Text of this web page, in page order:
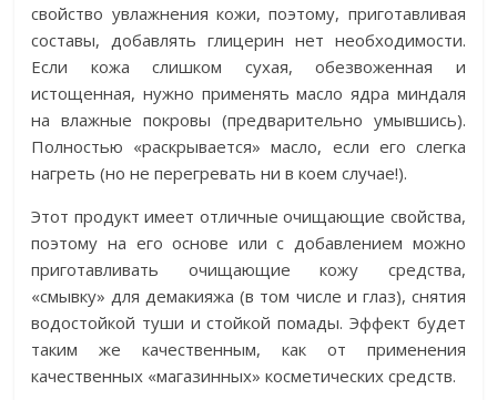
свойство увлажнения кожи, поэтому, приготавливая
составы, добавлять глицерин нет необходимости.
Если кожа слишком сухая, обезвоженная и
истощенная, нужно применять масло ядра миндаля
на влажные покровы (предварительно умывшись).
Полностью «раскрывается» масло, если его слегка
нагреть (но не перегревать ни в коем случае!).
Этот продукт имеет отличные очищающие свойства,
поэтому на его основе или с добавлением можно
приготавливать очищающие кожу средства,
«смывку» для демакияжа (в том числе и глаз), снятия
водостойкой туши и стойкой помады. Эффект будет
таким же качественным, как от применения
качественных «магазинных» косметических средств.